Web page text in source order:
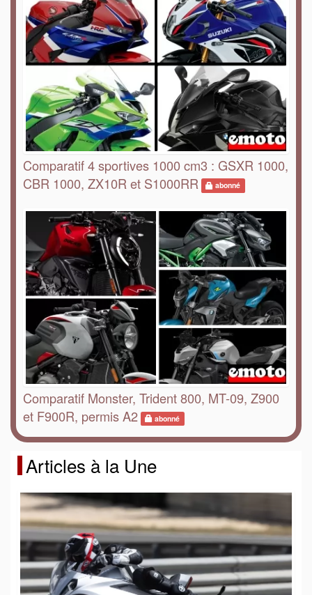
Comparatif 4 sportives 1000 cm3 : GSXR 1000,
CBR 1000, ZX10R et S1000RR
abonné
Comparatif Monster, Trident 800, MT-09, Z900
et F900R, permis A2
abonné
Articles à la Une